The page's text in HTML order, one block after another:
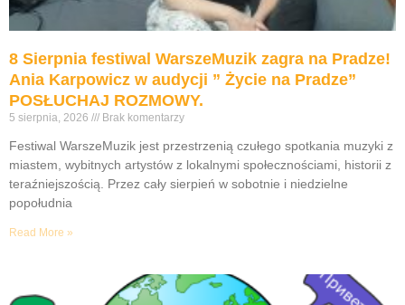
8 Sierpnia festiwal WarszeMuzik zagra na Pradze!
Ania Karpowicz w audycji ” Życie na Pradze”
POSŁUCHAJ ROZMOWY.
5 sierpnia, 2026 Brak komentarzy
Festiwal WarszeMuzik jest przestrzenią czułego spotkania muzyki z
miastem, wybitnych artystów z lokalnymi społecznościami, historii z
teraźniejszością. Przez cały sierpień w sobotnie i niedzielne
popołudnia
Read More »